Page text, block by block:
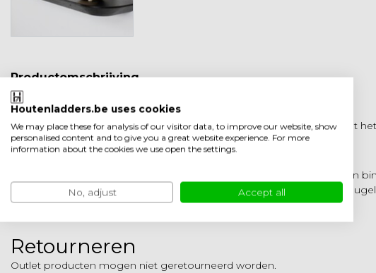
Productomschrijving
Zwevende zwarte wandplank
De zwevende zwarte wandplank is strak gelakt. De lak zorgt ervoor dat
Montage
Deze plank is blind te monteren. Dit wil zeggen dat de bevestiging van
hierbij inbegrepen. De plank wordt bevestigd met behulp van een
Retourneren
Outlet producten mogen niet geretourneerd worden.
Houtenladders.be uses cookies
We may place these for analysis of our visitor data, to improve our website, show
personalised content and to give you a great website experience. For more
information about the cookies we use open the settings.
No, adjust Accept all